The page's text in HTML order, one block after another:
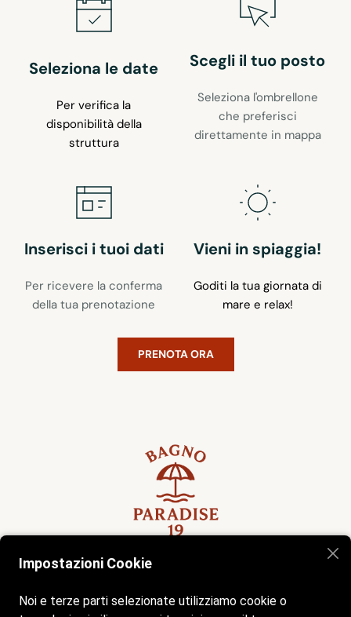
Seleziona le date
Per verifica la
disponibilità della
struttura
Scegli il tuo posto
Seleziona l'ombrellone
che preferisci
direttamente in mappa
Inserisci i tuoi dati
Per ricevere la conferma
della tua prenotazione
Vieni in spiaggia!
Goditi la tua giornata di
mare e relax!
PRENOTA ORA
Impostazioni Cookie
Noi e terze parti selezionate utilizziamo cookie o